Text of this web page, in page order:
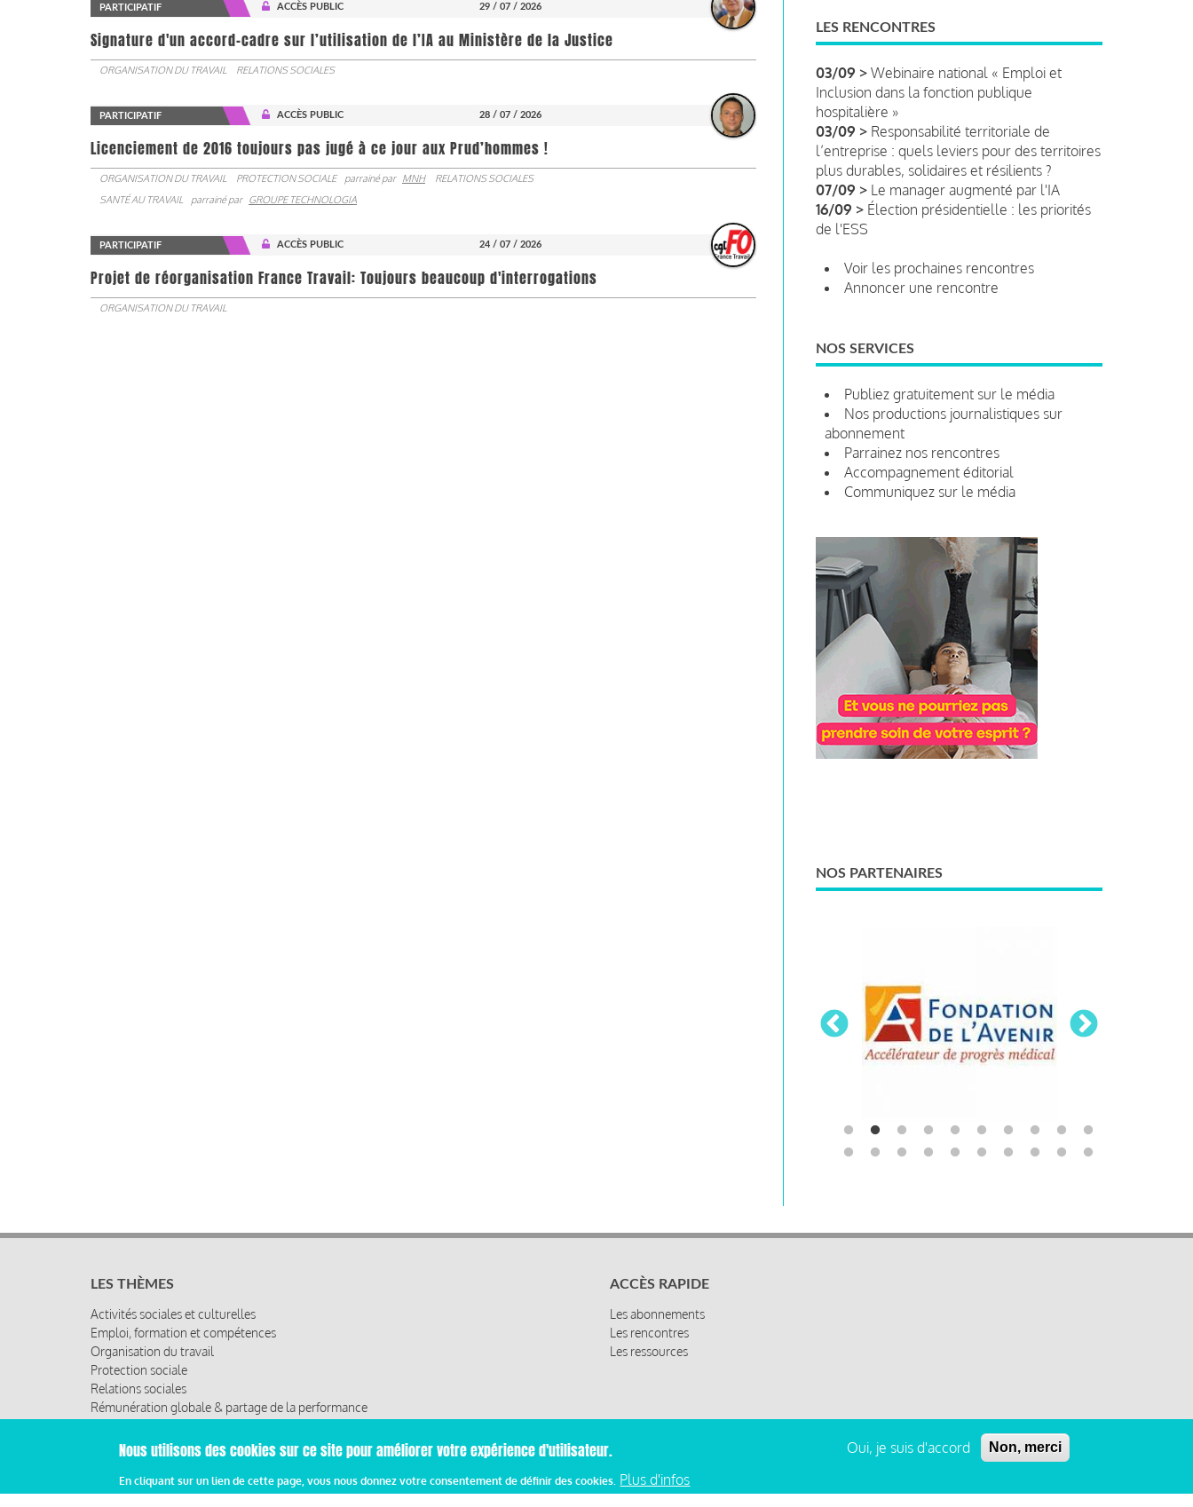
PARTICIPATIF ACCÈS PUBLIC 29 / 07 / 2026
Signature d'un accord-cadre sur l’utilisation de l’IA au Ministère de la Justice
ORGANISATION DU TRAVAIL RELATIONS SOCIALES
PARTICIPATIF ACCÈS PUBLIC 28 / 07 / 2026
Licenciement de 2016 toujours pas jugé à ce jour aux Prud’hommes !
ORGANISATION DU TRAVAIL PROTECTION SOCIALE parrainé par MNH
RELATIONS SOCIALES
SANTÉ AU TRAVAIL
parrainé par GROUPE TECHNOLOGIA
PARTICIPATIF ACCÈS PUBLIC 24 / 07 / 2026
Projet de réorganisation France Travail: Toujours beaucoup d'interrogations
ORGANISATION DU TRAVAIL
LES RENCONTRES
03/09 > Webinaire national « Emploi et
Inclusion dans la fonction publique
hospitalière »
03/09 > Responsabilité territoriale de
l’entreprise : quels leviers pour des territoires
plus durables, solidaires et résilients ?
07/09 > Le manager augmenté par l'IA
16/09 > Élection présidentielle : les priorités
de l'ESS
Voir les prochaines rencontres
Annoncer une rencontre
NOS SERVICES
Publiez gratuitement sur le média
Nos productions journalistiques sur
abonnement
Parrainez nos rencontres
Accompagnement éditorial
Communiquez sur le média
NOS PARTENAIRES
LES THÈMES
Activités sociales et culturelles
Emploi, formation et compétences
Organisation du travail
Protection sociale
Relations sociales
Rémunération globale & partage de la performance
Vie économique, RSE & solidarité
ACCÈS RAPIDE
Les abonnements
Les rencontres
Les ressources
Nous utilisons des cookies sur ce site pour améliorer votre expérience d'utilisateur.
En cliquant sur un lien de cette page, vous nous donnez votre consentement de définir des cookies. Plus d'infos
Oui, je suis d'accord Non, merci